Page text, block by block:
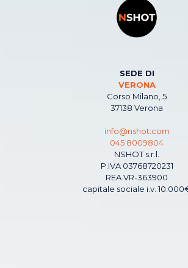
SEDE DI
VERONA
Corso Milano, 5
37138 Verona
info@nshot.com
045 8009804
NSHOT s.r.l.
P.IVA 03768720231
REA VR-363900
capitale sociale i.v.